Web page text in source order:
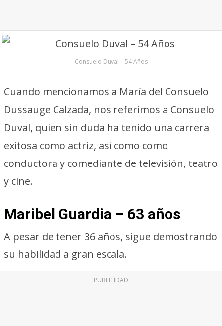
Consuelo Duval – 54 Años
Cuando mencionamos a María del Consuelo
Dussauge Calzada, nos referimos a Consuelo
Duval, quien sin duda ha tenido una carrera
exitosa como actriz, así como como
conductora y comediante de televisión, teatro
y cine.
Maribel Guardia – 63 años
A pesar de tener 36 años, sigue demostrando
su habilidad a gran escala.
PUBLICIDAD